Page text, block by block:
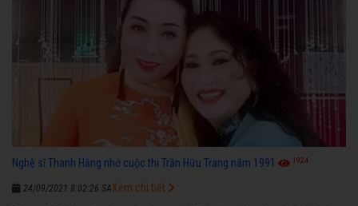
Nghệ sĩ Thanh Hằng nhớ cuộc thi Trần Hữu Trang năm 1991 1924
24/09/2021 8:02:26 SAXem chi tiết